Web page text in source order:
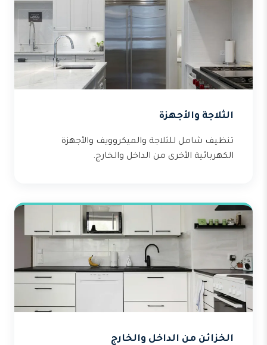
الثلاجة والأجهزة
تنظيف شامل للثلاجة والميكروويف والأجهزة
الكهربائية الأخرى من الداخل والخارج.
الخزائن من الداخل والخارج